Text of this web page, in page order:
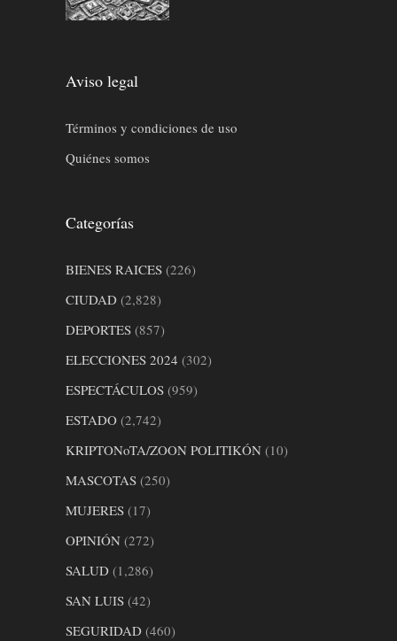
Aviso legal
Términos y condiciones de uso
Quiénes somos
Categorías
BIENES RAICES (226)
CIUDAD (2,828)
DEPORTES (857)
ELECCIONES 2024 (302)
ESPECTÁCULOS (959)
ESTADO (2,742)
KRIPTONoTA/ZOON POLITIKÓN (10)
MASCOTAS (250)
MUJERES (17)
OPINIÓN (272)
SALUD (1,286)
SAN LUIS (42)
SEGURIDAD (460)